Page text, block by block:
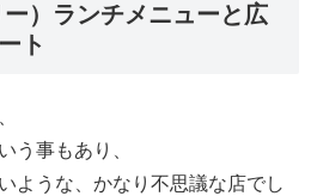
）ランチメニューと広
ト
う事もあり、
ような、かなり不思議な店でし